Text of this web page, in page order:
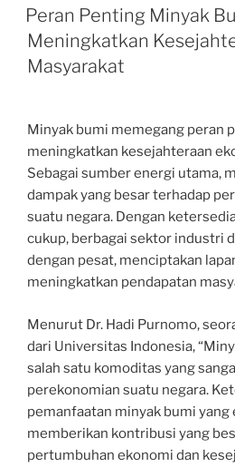
ON
Peran Penting Minyak
Meningkatkan
Masyarakat
Minyak bumi memegang peran
meningkatkan kesejahteraan
Sebagai sumber energi utama,
dampak yang besar terhadap
suatu negara. Dengan
cukup, berbagai sektor industri
dengan pesat, menciptakan
meningkatkan pendapatan
Menurut Dr. Hadi Purnomo,
dari Universitas Indonesia,
salah satu komoditas yang
perekonomian suatu negara.
pemanfaatan minyak bumi yang
memberikan kontribusi yang
pertumbuhan ekonomi dan